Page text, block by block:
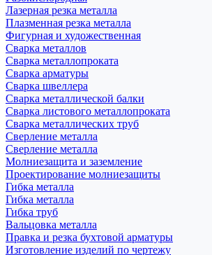
Лазерная резка металла
Плазменная резка металла
Фигурная и художественная
Сварка металлов
Сварка металлопроката
Сварка арматуры
Сварка швеллера
Сварка металлической балки
Сварка листового металлопроката
Сварка металлических труб
Сверление металла
Сверление металла
Молниезащита и заземление
Проектирование молниезащиты
Гибка металла
Гибка металла
Гибка труб
Вальцовка металла
Правка и резка бухтовой арматуры
Изготовление изделий по чертежу